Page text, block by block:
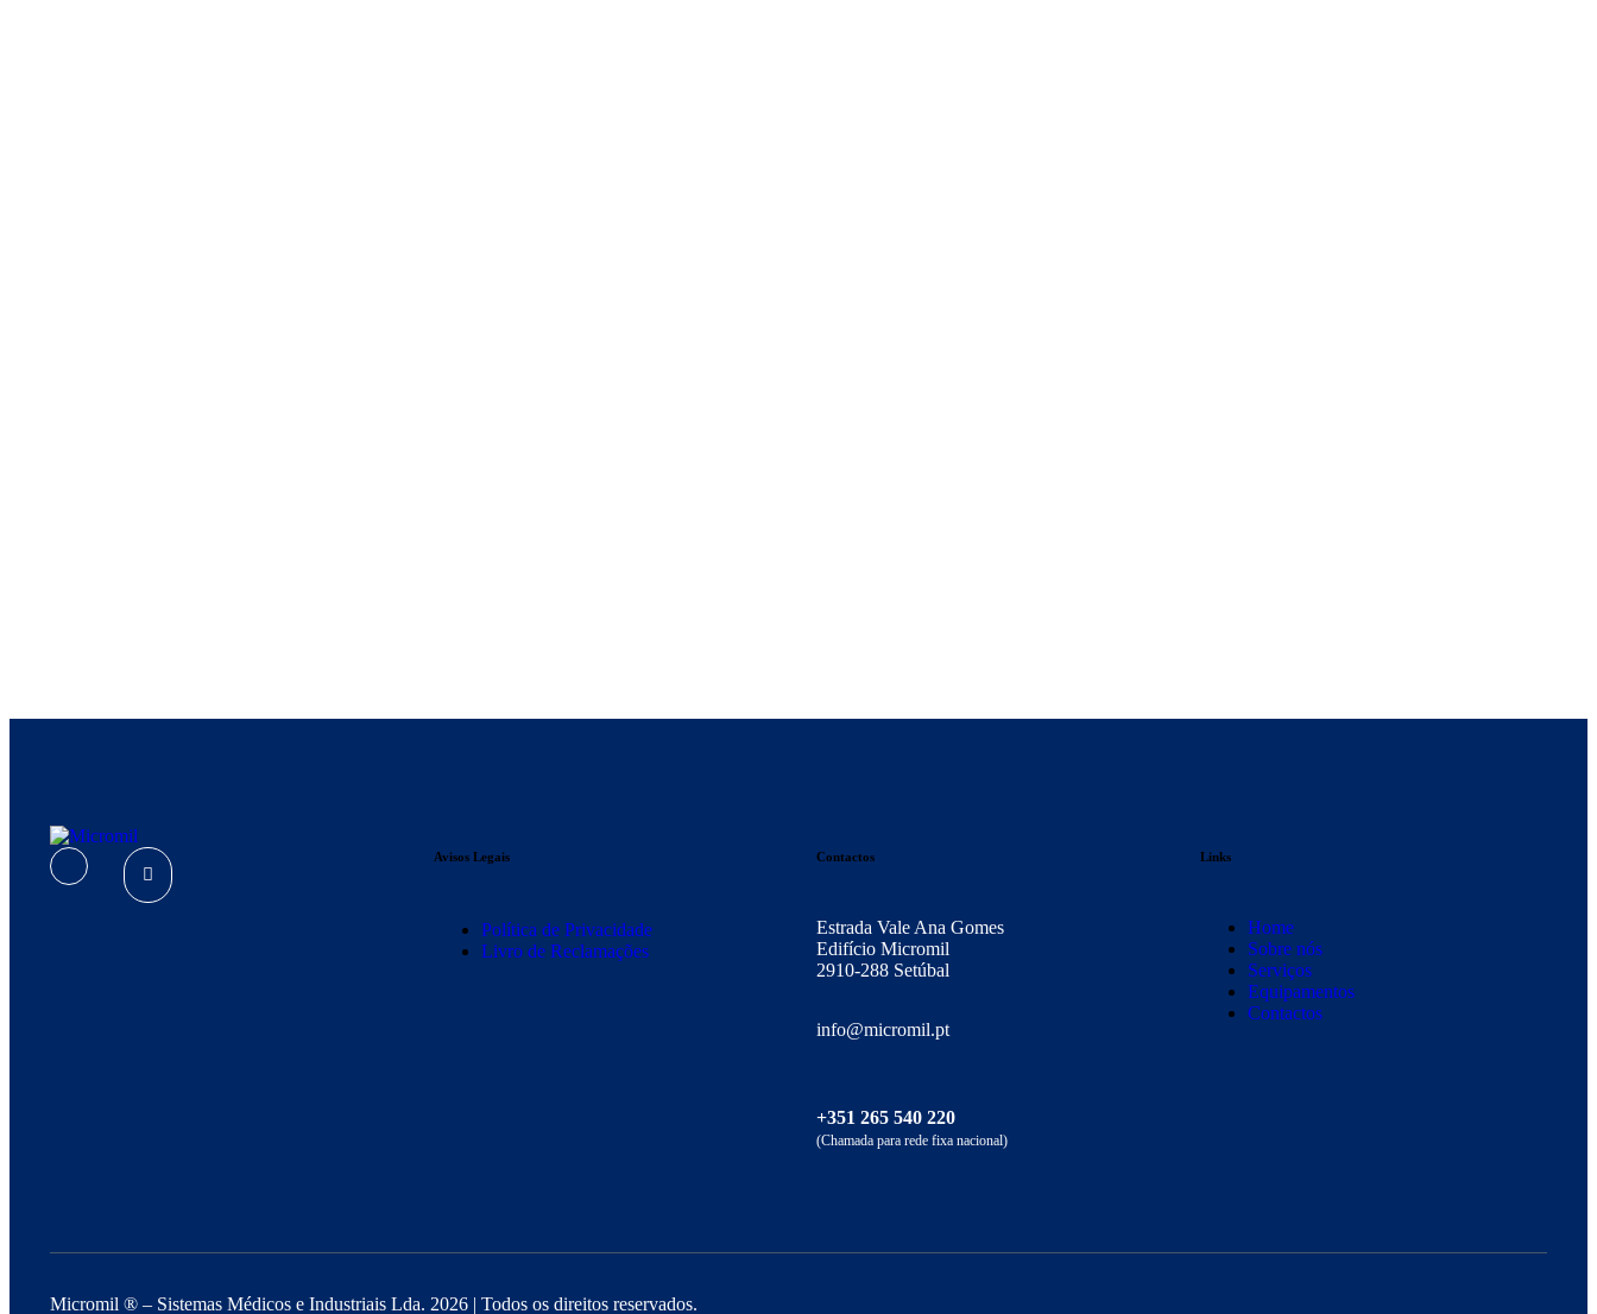
Avisos Legais
Política de Privacidade
Livro de Reclamações
Contactos
Estrada Vale Ana Gomes
Edifício Micromil
2910-288 Setúbal
info@micromil.pt
+351 265 540 220
(Chamada para rede fixa nacional)
Links
Home
Sobre nós
Serviços
Equipamentos
Contactos
Micromil ® – Sistemas Médicos e Industriais Lda. 2026 | Todos os direitos reservados.